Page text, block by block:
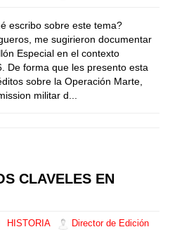
escribo sobre este tema?
me sugirieron documentar
Especial en el contexto
De forma que les presento esta
sobre la Operación Marte,
militar d...
CLAVELES EN
HISTORIA Director de Edición